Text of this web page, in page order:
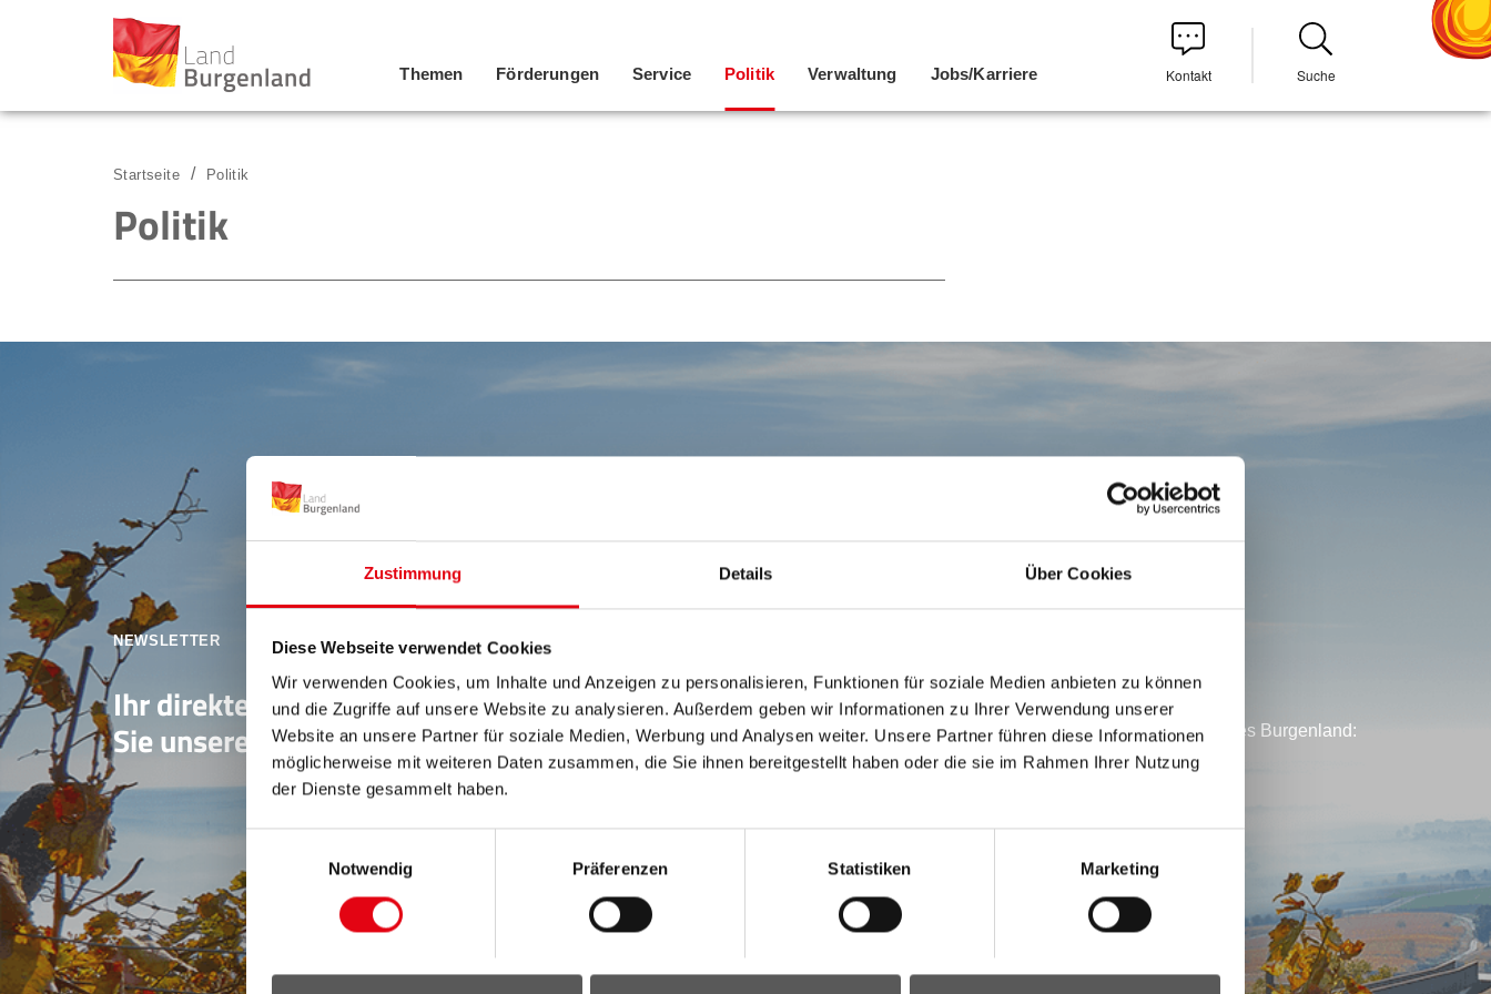
Zustimmung Details Über Cookies
Diese Webseite verwendet Cookies
Wir verwenden Cookies, um Inhalte und Anzeigen zu personalisieren, Funktionen für soziale Medien anbieten zu können
und die Zugriffe auf unsere Website zu analysieren. Außerdem geben wir Informationen zu Ihrer Verwendung unserer
Website an unsere Partner für soziale Medien, Werbung und Analysen weiter. Unsere Partner führen diese Informationen
möglicherweise mit weiteren Daten zusammen, die Sie ihnen bereitgestellt haben oder die sie im Rahmen Ihrer Nutzung
der Dienste gesammelt haben.
Notwendig
Präferenzen Statistiken Marketing
Zum Inhalt
Zum Menü
Zur Suche
Themen Förderungen Service Politik Verwaltung Jobs/Karriere Kontakt Suche
Startseite Politik
Politik
NEWSLETTER
Ihr direkter Draht ins Burgenland: Bestellen
Sie unseren Newsletter!
Alle wichtigen Nachrichten auf einem Blick!
Hier gelangen Sie zur Anmeldung des Newsletters des Landes Burgenland: